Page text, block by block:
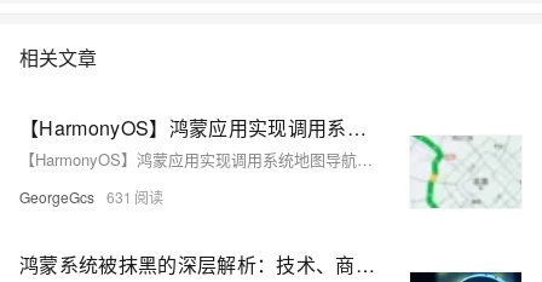
相关文章
【HarmonyOS】鸿蒙应用实现调用系统地图导航或路径规划
【HarmonyOS】鸿蒙应用实现调用系统地图导航或路径规划
GeorgeGcs 631
鸿蒙系统被抹黑的深层解析：技术、商业与地缘政治的复杂博弈-优雅草卓伊凡